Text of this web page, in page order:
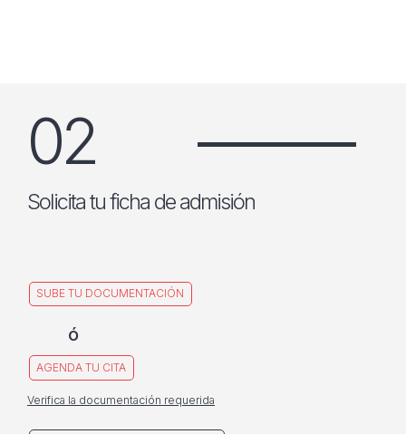
02
Solicita tu ficha de admisión
SUBE TU DOCUMENTACIÓN
ó
AGENDA TU CITA
Verifica la documentación requerida